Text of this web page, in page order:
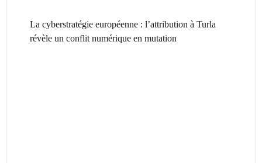
La cyberstratégie européenne : l’attribution à Turla
révèle un conflit numérique en mutation